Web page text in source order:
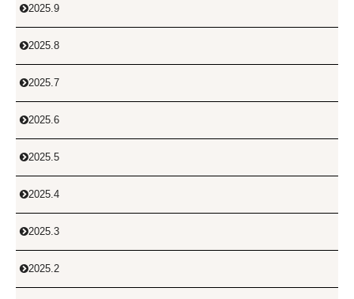
2025.9
2025.8
2025.7
2025.6
2025.5
2025.4
2025.3
2025.2